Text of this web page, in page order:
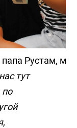
папа Рустам,
тут
по